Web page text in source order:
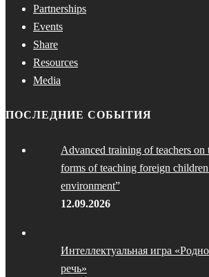
Partnerships
Events
Share
Resources
Media
ПОСЛЕДНИЕ СОБЫТИЯ
Advanced training of teachers on
forms of teaching foreign
environment”
12.09.2026
Интеллектуальная игра
речь»